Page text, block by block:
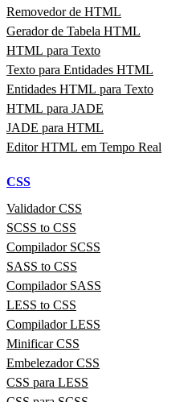
Removedor de HTML
Gerador de Tabela HTML
HTML para Texto
Texto para Entidades HTML
Entidades HTML para Texto
HTML para JADE
JADE para HTML
Editor HTML em Tempo Real
CSS
Validador CSS
SCSS to CSS
Compilador SCSS
SASS to CSS
Compilador SASS
LESS to CSS
Compilador LESS
Minificar CSS
Embelezador CSS
CSS para LESS